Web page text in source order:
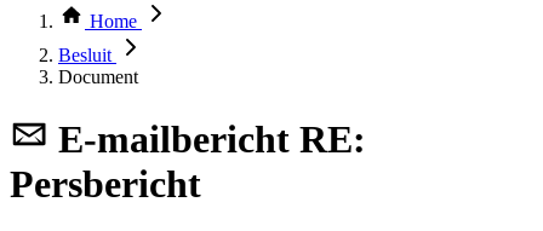
Thema COVID-19
Bekijk per bestuursorgaan
Home
Besluit
Document
E-mailbericht RE:
Persbericht